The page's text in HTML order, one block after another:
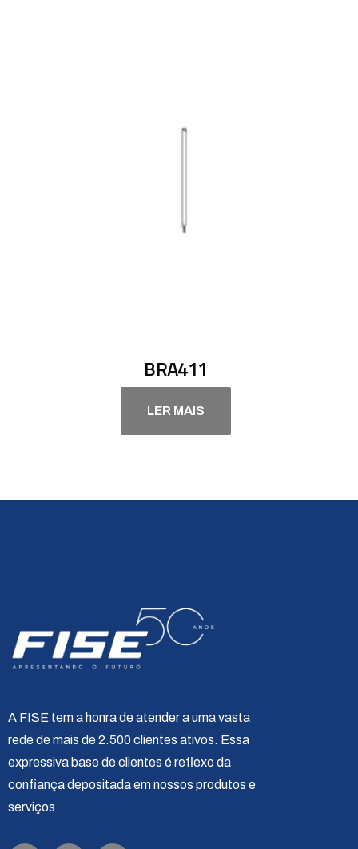
BRA411
LER MAIS
A FISE tem a honra de atender a uma vasta
rede de mais de 2.500 clientes ativos. Essa
expressiva base de clientes é reflexo da
confiança depositada em nossos produtos e
serviços